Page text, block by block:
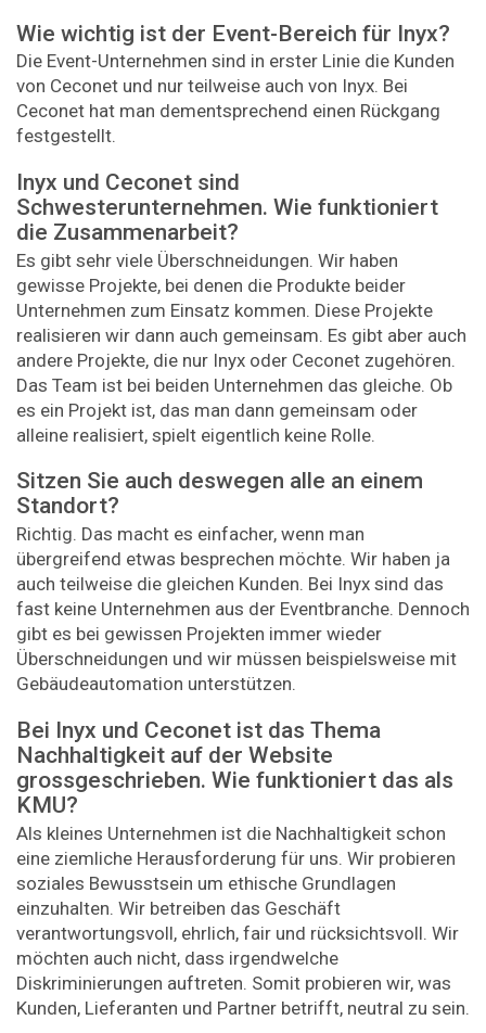
Wie wichtig ist der Event-Bereich für Inyx?
Die Event-Unternehmen sind in erster Linie die Kunden
von Ceconet und nur teilweise auch von Inyx. Bei
Ceconet hat man dementsprechend einen Rückgang
festgestellt.
Inyx und Ceconet sind
Schwesterunternehmen. Wie funktioniert
die Zusammenarbeit?
Es gibt sehr viele Überschneidungen. Wir haben
gewisse Projekte, bei denen die Produkte beider
Unternehmen zum Einsatz kommen. Diese Projekte
realisieren wir dann auch gemeinsam. Es gibt aber auch
andere Projekte, die nur Inyx oder Ceconet zugehören.
Das Team ist bei beiden Unternehmen das gleiche. Ob
es ein Projekt ist, das man dann gemeinsam oder
alleine realisiert, spielt eigentlich keine Rolle.
Sitzen Sie auch deswegen alle an einem
Standort?
Richtig. Das macht es einfacher, wenn man
übergreifend etwas besprechen möchte. Wir haben ja
auch teilweise die gleichen Kunden. Bei Inyx sind das
fast keine Unternehmen aus der Eventbranche. Dennoch
gibt es bei gewissen Projekten immer wieder
Überschneidungen und wir müssen beispielsweise mit
Gebäudeautomation unterstützen.
Bei Inyx und Ceconet ist das Thema
Nachhaltigkeit auf der Website
grossgeschrieben. Wie funktioniert das als
KMU?
Als kleines Unternehmen ist die Nachhaltigkeit schon
eine ziemliche Herausforderung für uns. Wir probieren
soziales Bewusstsein um ethische Grundlagen
einzuhalten. Wir betreiben das Geschäft
verantwortungsvoll, ehrlich, fair und rücksichtsvoll. Wir
möchten auch nicht, dass irgendwelche
Diskriminierungen auftreten. Somit probieren wir, was
Kunden, Lieferanten und Partner betrifft, neutral zu sein.